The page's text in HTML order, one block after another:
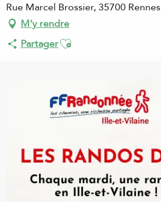
Rue Marcel Brossier, 35700 Rennes
M'y rendre
PartagerAjouter aux favoris